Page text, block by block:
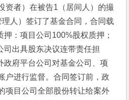
资者）在被告1（居间人）的撮
人）签订了基金合同，合同载
：项目公司100%股权质押；
司出具股东决议连带责任担
政府平台公司对基金公司、项
户进行监督。合同签订前，政
项目公司全部股份转让给案外